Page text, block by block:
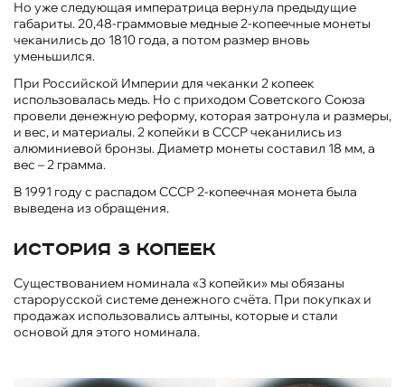
Но уже следующая императрица вернула предыдущие
габариты. 20,48-граммовые медные 2-копеечные монеты
чеканились до 1810 года, а потом размер вновь
уменьшился.
При Российской Империи для чеканки 2 копеек
использовалась медь. Но с приходом Советского Союза
провели денежную реформу, которая затронула и размеры,
и вес, и материалы. 2 копейки в СССР чеканились из
алюминиевой бронзы. Диаметр монеты составил 18 мм, а
вес – 2 грамма.
В 1991 году с распадом СССР 2-копеечная монета была
выведена из обращения.
История 3 копеек
Существованием номинала «3 копейки» мы обязаны
старорусской системе денежного счёта. При покупках и
продажах использовались алтыны, которые и стали
основой для этого номинала.